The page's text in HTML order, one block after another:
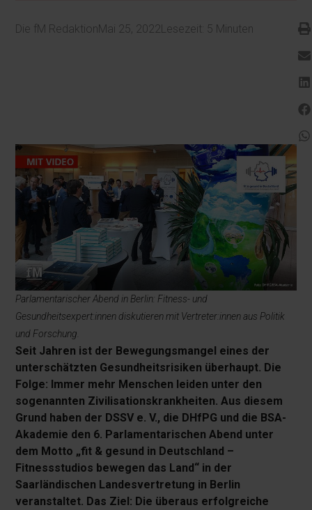
Die fM RedaktionMai 25, 2022Lesezeit: 5 Minuten
Parlamentarischer Abend in Berlin: Fitness- und
Gesundheitsexpert:innen diskutieren mit Vertreter:innen aus Politik
und Forschung.
Seit Jahren ist der Bewegungsmangel eines der
unterschätzten Gesundheitsrisiken überhaupt. Die
Folge: Immer mehr Menschen leiden unter den
sogenannten Zivilisationskrankheiten. Aus diesem
Grund haben der DSSV e. V., die DHfPG und die BSA-
Akademie den 6. Parlamentarischen Abend unter
dem Motto „fit & gesund in Deutschland –
Fitnessstudios bewegen das Land“ in der
Saarländischen Landesvertretung in Berlin
veranstaltet. Das Ziel: Die überaus erfolgreiche